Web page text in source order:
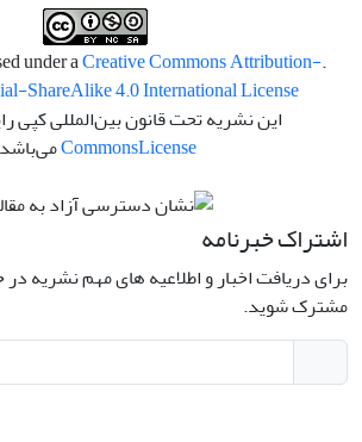
.This work is licensed under a
Creative Commons Attribution-
ShareAlike 4.0 International License
این نشریه تحت قانون بین‌المللی کپی
CommonsLicense
اشتراک خبرنامه
برای دریافت اخبار و اطلاعیه های مهم نشریه
مشترک شوید.